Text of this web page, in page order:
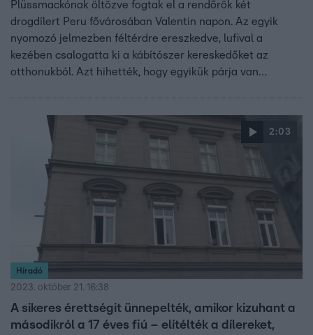
Plüssmackónak öltözve fogtak el a rendőrök két
drogdílert Peru fővárosában Valentin napon. Az egyik
nyomozó jelmezben féltérdre ereszkedve, lufival a
kezében csalogatta ki a kábítószer kereskedőket az
otthonukból. Azt hihették, hogy egyikük párja van
ereszkedő mackójelmezes nyomozó kezében, aki az akció
végén úgy tűnt, az elkeseredett dílert egy öleléssel
vigasztalta meg.
2:03
Híradó
2023. október 21. 16:38
A sikeres érettségit ünnepelték, amikor kizuhant a
másodikról a 17 éves fiú – elítélték a dílereket,